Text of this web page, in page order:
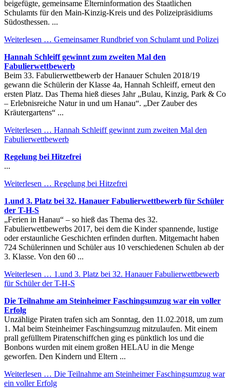
beigefügte, gemeinsame Elterninformation des Staatlichen
Schulamts für den Main-Kinzig-Kreis und des Polizeipräsidiums
Südosthessen. ...
Weiterlesen … Gemeinsamer Rundbrief von Schulamt und Polizei
Hannah Schleiff gewinnt zum zweiten Mal den
Fabulierwettbewerb
Beim 33. Fabulierwettbewerb der Hanauer Schulen 2018/19
gewann die Schülerin der Klasse 4a, Hannah Schleiff, erneut den
ersten Platz. Das Thema hieß dieses Jahr „Bulau, Kinzig, Park & Co
– Erlebnisreiche Natur in und um Hanau“. „Der Zauber des
Kräutergartens“ ...
Weiterlesen … Hannah Schleiff gewinnt zum zweiten Mal den
Fabulierwettbewerb
Regelung bei Hitzefrei
...
Weiterlesen … Regelung bei Hitzefrei
1.und 3. Platz bei 32. Hanauer Fabulierwettbewerb für Schüler
der T-H-S
„Ferien in Hanau“ – so hieß das Thema des 32.
Fabulierwettbewerbs 2017, bei dem die Kinder spannende, lustige
oder erstaunliche Geschichten erfinden durften. Mitgemacht haben
724 Schülerinnen und Schüler aus 10 verschiedenen Schulen ab der
3. Klasse. Von den 60 ...
Weiterlesen … 1.und 3. Platz bei 32. Hanauer Fabulierwettbewerb
für Schüler der T-H-S
Die Teilnahme am Steinheimer Faschingsumzug war ein voller
Erfolg
Unzählige Piraten trafen sich am Sonntag, den 11.02.2018, um zum
1. Mal beim Steinheimer Faschingsumzug mitzulaufen. Mit einem
prall gefülltem Piratenschiffchen ging es pünktlich los und die
Bonbons wurden mit einem großen HELAU in die Menge
geworfen. Den Kindern und Eltern ...
Weiterlesen … Die Teilnahme am Steinheimer Faschingsumzug war
ein voller Erfolg